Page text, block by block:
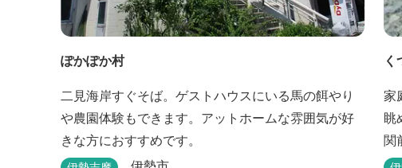
ぽかぽか村
二見海岸すぐそば。ゲストハウスにいる馬の餌やり
や農園体験もできます。アットホームな雰囲気が好
きな方におすすめです。
家
眺
関